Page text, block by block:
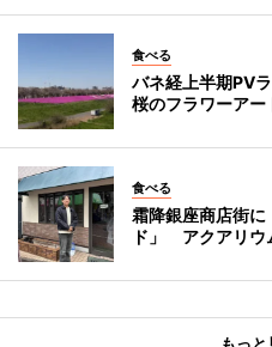
食べる
バネ経上半期PV
桜のフラワーアー
食べる
霜降銀座商店街
ド」 アクアリウ
もっと